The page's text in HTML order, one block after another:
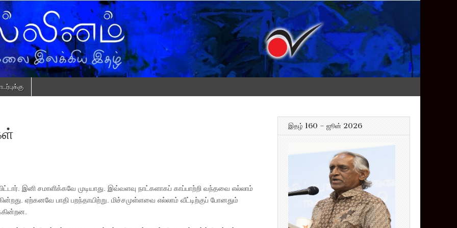
இனி சமாளிக்கவே முடியாது. இவ்வளவு நாட்களாகப் காப்பாற்றி வந்தவை எல்லாம்
ஏற்கனவே பாதி பறந்தாயிற்று. மிச்சமுள்ளவை எல்லாம் வீட்டிற்குப் போனதும்
இதழ் 160 – ஜூன் 2026